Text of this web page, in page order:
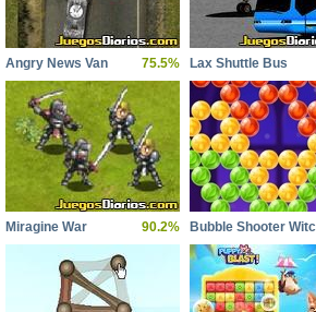
Angry News Van 75.5% Lax Shuttle Bus
Miragine War 90.2%